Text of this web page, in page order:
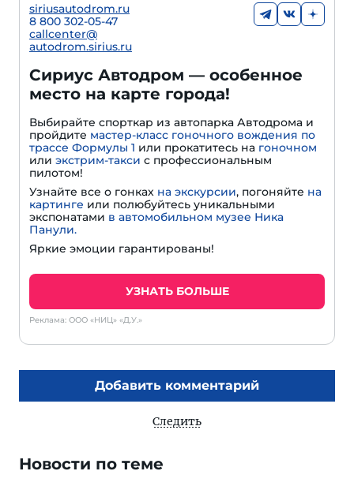
siriusautodrom.ru
8 800 302-05-47
callcenter@
autodrom.sirius.ru
Сириус Автодром — особенное
место на карте города!
Выбирайте спорткар из автопарка Автодрома и
пройдите мастер-класс гоночного вождения по
трассе Формулы 1 или прокатитесь на гоночном
или экстрим-такси с профессиональным
пилотом!
Узнайте все о гонках на экскурсии, погоняйте на
картинге или полюбуйтесь уникальными
экспонатами в автомобильном музее Ника
Панули.
Яркие эмоции гарантированы!
УЗНАТЬ БОЛЬШЕ
Реклама: ООО «НИЦ» «Д.У.»
Добавить комментарий
Следить
Новости по теме